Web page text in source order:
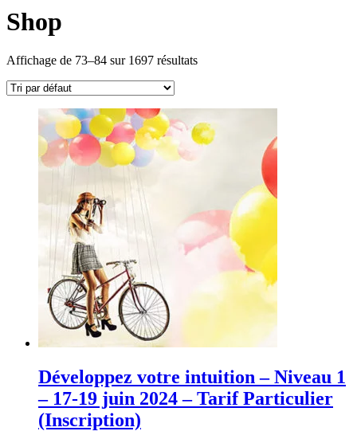
Shop
Affichage de 73–84 sur 1697 résultats
Développez votre intuition – Niveau 1
– 17-19 juin 2024 – Tarif Particulier
(Inscription)